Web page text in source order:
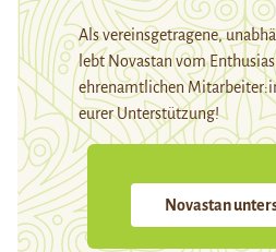
Als vereinsgetragene,
lebt Novastan vom
ehrenamtlichen
eurer Unterstützung!
Novastan